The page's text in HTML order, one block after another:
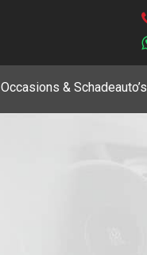
Occasions & Schadeauto’s